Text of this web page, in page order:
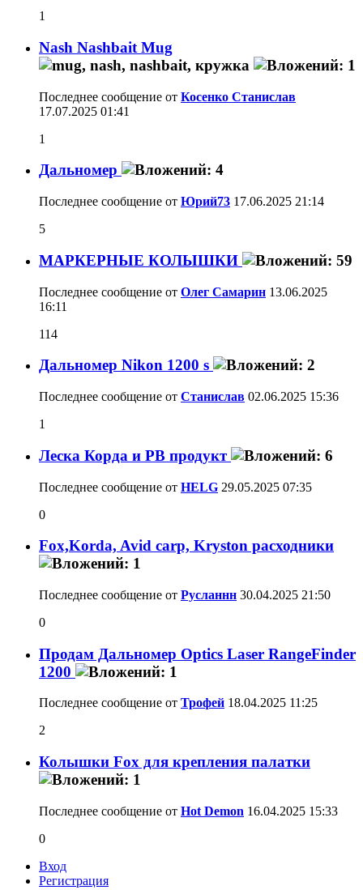
1
Nash Nashbait Mug
Последнее сообщение от Косенко Станислав
17.07.2025 01:41
1
Дальномер
Последнее сообщение от Юрий73 17.06.2025 21:14
5
МАРКЕРНЫЕ КОЛЫШКИ
Последнее сообщение от Олег Самарин 13.06.2025
16:11
114
Дальномер Nikon 1200 s
Последнее сообщение от Станислав 02.06.2025 15:36
1
Леска Корда и РВ продукт
Последнее сообщение от HELG 29.05.2025 07:35
0
Fox,Korda, Avid carp, Kryston расходники
Последнее сообщение от Русланнн 30.04.2025 21:50
0
Продам Дальномер Optics Laser RangeFinder
1200
Последнее сообщение от Трофей 18.04.2025 11:25
2
Колышки Fox для крепления палатки
Последнее сообщение от Hot Demon 16.04.2025 15:33
0
Вход
Регистрация